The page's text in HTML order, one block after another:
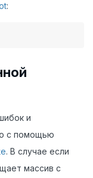
:
и
с помощью
. В случае если
массив с